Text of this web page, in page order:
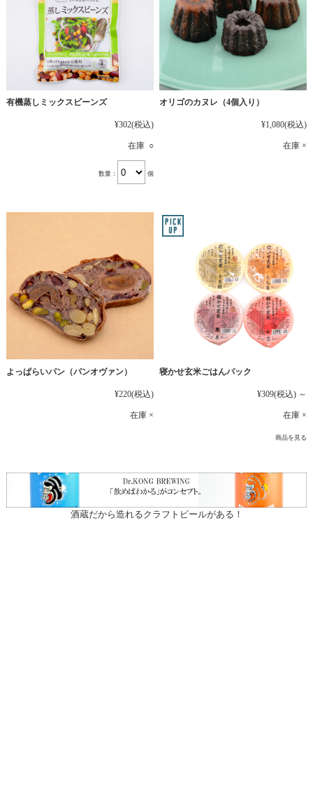
有機蒸しミックスビーンズ
¥302(税込)
在庫 ○
数量： 個
オリゴのカヌレ（4個入り）
¥1,080(税込)
在庫 ×
よっぱらいパン（パンオヴァン）
¥220(税込)
在庫 ×
寝かせ玄米ごはんパック
¥309(税込) ～
在庫 ×
商品を見る
酒蔵だから造れるクラフトビールがある！